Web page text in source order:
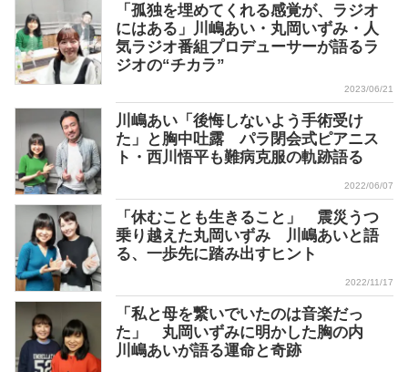
「孤独を埋めてくれる感覚が、ラジオ
にはある」川嶋あい・丸岡いずみ・人
気ラジオ番組プロデューサーが語るラ
ジオの“チカラ”
2023/06/21
川嶋あい「後悔しないよう手術受け
た」と胸中吐露 パラ閉会式ピアニス
ト・西川悟平も難病克服の軌跡語る
2022/06/07
「休むことも生きること」 震災うつ
乗り越えた丸岡いずみ 川嶋あいと語
る、一歩先に踏み出すヒント
2022/11/17
「私と母を繋いでいたのは音楽だっ
た」 丸岡いずみに明かした胸の内
川嶋あいが語る運命と奇跡